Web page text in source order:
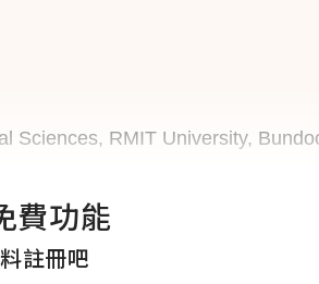
Sciences, RMIT University,
費功能
註冊吧